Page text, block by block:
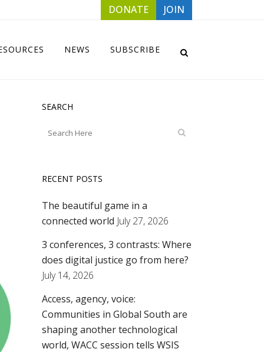
DONATE JOIN
NEWS SUBSCRIBE
SEARCH
RECENT POSTS
The beautiful game in a
connected world July 27, 2026
3 conferences, 3 contrasts: Where
does digital justice go from here?
July 14, 2026
Access, agency, voice:
Communities in Global South are
shaping another technological
world, WACC session tells WSIS